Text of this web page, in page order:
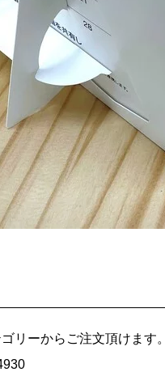
リーからご注文頂けます